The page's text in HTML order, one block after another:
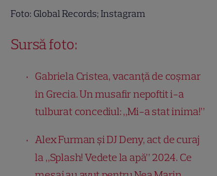
Foto: Global Records; Instagram
Sursă foto:
Gabriela Cristea, vacanță de coșmar
în Grecia. Un musafir nepoftit i-a
tulburat concediul: „Mi-a stat inima!”
Alex Furman și DJ Deny, act de curaj
la „Splash! Vedete la apă” 2024. Ce